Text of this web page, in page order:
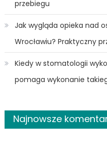
przebiegu
Jak wygląda opieka nad
Wrocławiu? Praktyczny
Kiedy w stomatologii
pomaga wykonanie
Najnowsze